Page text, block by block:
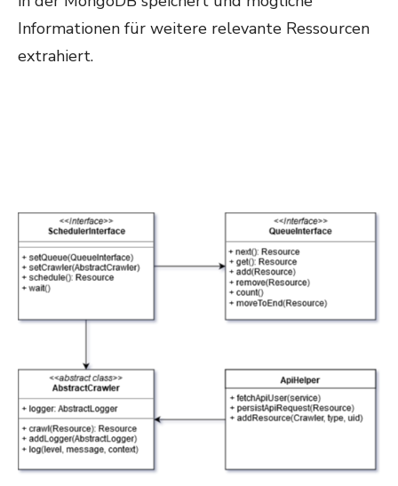
Informationen für weitere relevante Ressourcen
extrahiert.